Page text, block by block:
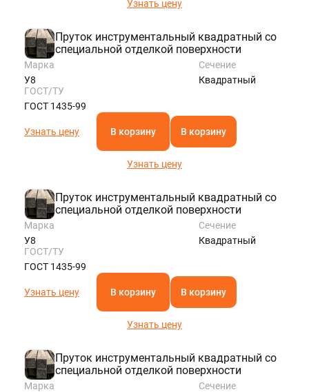
Узнать цену
Пруток инструментальный квадратный со
специальной отделкой поверхности
Марка
У8
Сечение
Квадратный
ГОСТ/ТУ
ГОСТ 1435-99
Узнать цену В корзину В корзину
Узнать цену
Пруток инструментальный квадратный со
специальной отделкой поверхности
Марка
У8
Сечение
Квадратный
ГОСТ/ТУ
ГОСТ 1435-99
Узнать цену В корзину В корзину
Узнать цену
Пруток инструментальный квадратный со
специальной отделкой поверхности
Марка
Сечение